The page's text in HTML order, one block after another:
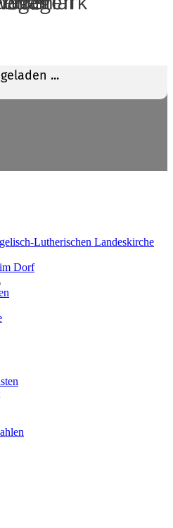
Lutherischen Landeskirche
Dorf